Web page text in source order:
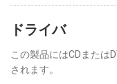
ドライバ
この製品にはCDまたは
されます。